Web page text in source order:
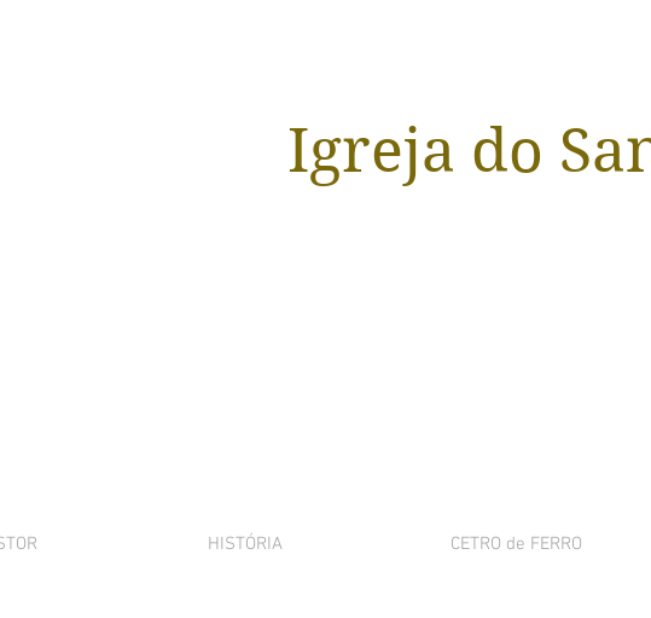
Igreja do
HISTÓRIA CETRO de FERRO